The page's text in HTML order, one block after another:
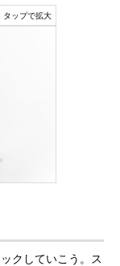
クしていこう。ス